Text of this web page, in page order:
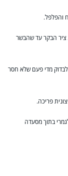
ציר הבקר עד שהבשר
כסף ונאפה במשך 3 שעות. חשוב לבדוק מדי פעם שלא חסר
בתוך מסעדה